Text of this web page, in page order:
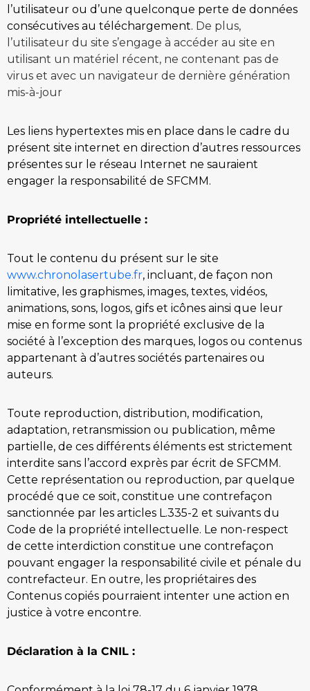
l’utilisateur ou d’une quelconque perte de données
consécutives au téléchargement. De plus,
l’utilisateur du site s’engage à accéder au site en
utilisant un matériel récent, ne contenant pas de
virus et avec un navigateur de dernière génération
mis-à-jour
Les liens hypertextes mis en place dans le cadre du
présent site internet en direction d’autres ressources
présentes sur le réseau Internet ne sauraient
engager la responsabilité de SFCMM.
Propriété intellectuelle :
Tout le contenu du présent sur le site
www.chronolasertube.fr, incluant, de façon non
limitative, les graphismes, images, textes, vidéos,
animations, sons, logos, gifs et icônes ainsi que leur
mise en forme sont la propriété exclusive de la
société à l’exception des marques, logos ou contenus
appartenant à d’autres sociétés partenaires ou
auteurs.
Toute reproduction, distribution, modification,
adaptation, retransmission ou publication, même
partielle, de ces différents éléments est strictement
interdite sans l’accord exprès par écrit de SFCMM.
Cette représentation ou reproduction, par quelque
procédé que ce soit, constitue une contrefaçon
sanctionnée par les articles L.335-2 et suivants du
Code de la propriété intellectuelle. Le non-respect
de cette interdiction constitue une contrefaçon
pouvant engager la responsabilité civile et pénale du
contrefacteur. En outre, les propriétaires des
Contenus copiés pourraient intenter une action en
justice à votre encontre.
Déclaration à la CNIL :